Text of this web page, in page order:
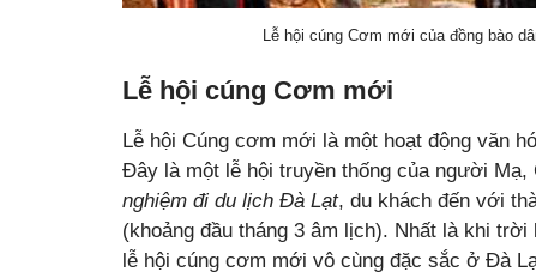
Lễ hội cúng Cơm mới của đồng bào
Lễ hội cúng Cơm mới
Lễ hội Cúng cơm mới là một hoạt động văn
Đây là một lễ hội truyền thống của người Mạ,
nghiệm đi du lịch Đà Lạt, du khách đến với
(khoảng đầu tháng 3 âm lịch). Nhất là khi
lễ hội cúng cơm mới vô cùng đặc sắc ở Đà